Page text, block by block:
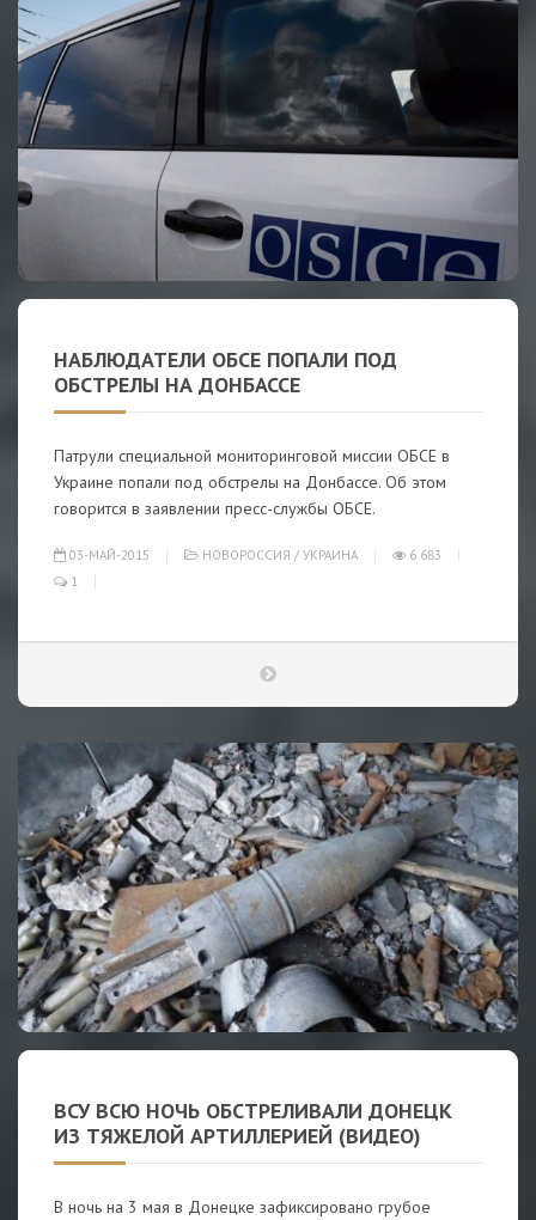
НАБЛЮДАТЕЛИ ОБСЕ ПОПАЛИ ПОД
ОБСТРЕЛЫ НА ДОНБАССЕ
Патрули специальной мониторинговой миссии ОБСЕ в
Украине попали под обстрелы на Донбассе. Об этом
говорится в заявлении пресс-службы ОБСЕ.
03-МАЙ-2015 НОВОРОССИЯ / УКРАИНА
6 683
1
ВСУ ВСЮ НОЧЬ ОБСТРЕЛИВАЛИ ДОНЕЦК
ИЗ ТЯЖЕЛОЙ АРТИЛЛЕРИЕЙ (ВИДЕО)
В ночь на 3 мая в Донецке зафиксировано грубое